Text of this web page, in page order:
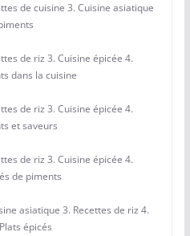
de cuisine 3. Cuisine asiatique
de riz 3. Cuisine épicée 4.
dans la cuisine
de riz 3. Cuisine épicée 4.
et saveurs
de riz 3. Cuisine épicée 4.
de piments
asiatique 3. Recettes de riz 4.
épicés